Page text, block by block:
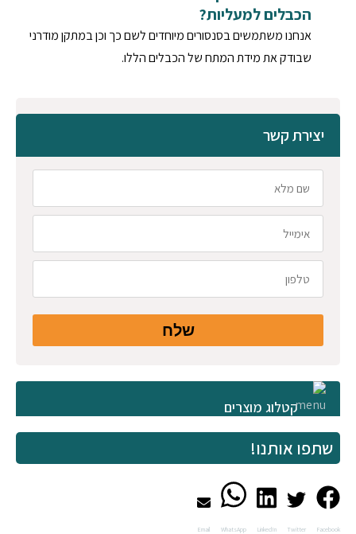
הכבלים למעליות?
אנחנו משתמשים בסנסורים מיוחדים לשם כך וכן במתקן מודרני
שבודק את מידת המתח של הכבלים הללו.
יצירת קשר
שלח
קטלוג מוצרים
שתפו אותנו!
Facebook
Twitter
LinkedIn
WhatsApp
Email